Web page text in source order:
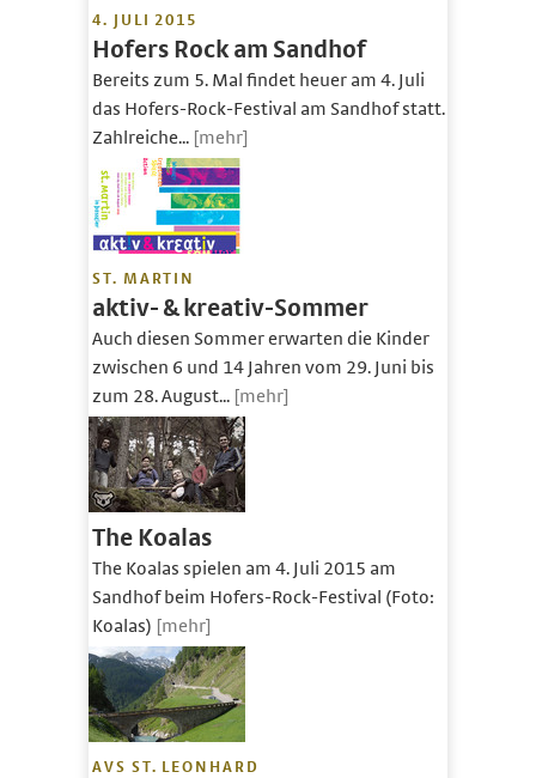
4. JULI 2015
Hofers Rock am Sandhof
Bereits zum 5. Mal findet heuer am 4. Juli
das Hofers-Rock-Festival am Sandhof statt.
Zahlreiche... [mehr]
ST. MARTIN
aktiv- & kreativ-Sommer
Auch diesen Sommer erwarten die Kinder
zwischen 6 und 14 Jahren vom 29. Juni bis
zum 28. August... [mehr]
The Koalas
The Koalas spielen am 4. Juli 2015 am
Sandhof beim Hofers-Rock-Festival (Foto:
Koalas) [mehr]
AVS ST. LEONHARD